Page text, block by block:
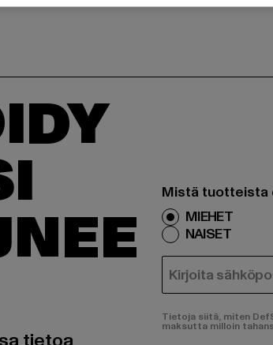
Mistä tuotteista
MIEHET
NAISET
SÄHKÖPOSTI
Tietoja siitä, miten
maksutta milloin